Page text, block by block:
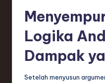
Logika
Dampak
Setelah menyusun